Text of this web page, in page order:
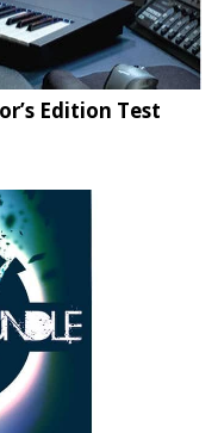
Edition Test